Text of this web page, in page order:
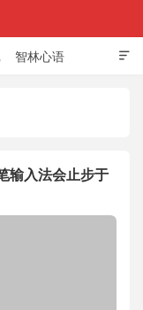

智林心语
输入法会止步于